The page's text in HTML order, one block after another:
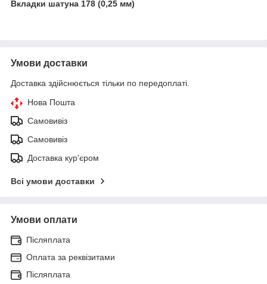
Вкладки шатуна 178 (0,25 мм)
Умови доставки
Доставка здійснюється тільки по передоплаті.
Нова Пошта
Самовивіз
Самовивіз
Доставка кур'єром
Всі умови доставки
Умови оплати
Післяплата
Оплата за реквізитами
Післяплата